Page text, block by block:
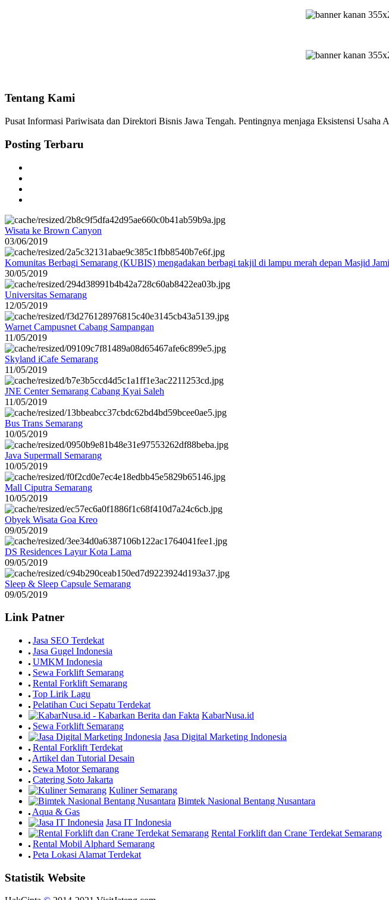
Tentang Kami
Pusat Informasi Pariwisata dan Direktori Bisnis Jawa Tengah. Pentingnya menjaga Eksistensi Usaha
Posting Terbaru
Wisata ke Brown Canyon
03/06/2019
Komunitas Berbagi Semarang (KUBIS) mengadakan berbagi takjil di lampu merah depan Masjid
30/05/2019
Universitas Semarang
12/05/2019
Warnet Campusnet Cabang Sampangan
11/05/2019
Skyland iCafe Semarang
11/05/2019
JNE Center Semarang Cabang Kyai Saleh
11/05/2019
Bus Trans Semarang
10/05/2019
Java Supermall Semarang
10/05/2019
Mall Ciputra Semarang
10/05/2019
Obyek Wisata Goa Kreo
09/05/2019
DS Residences Layur Kota Lama
09/05/2019
Sleep & Sleep Capsule Semarang
09/05/2019
Link Patner
Jasa SEO Terdekat
Jasa Gugel Indonesia
UMKM Indonesia
Sewa Forklift Semarang
Rental Forklift Semarang
Top Lirik Lagu
Pelatihan Cuci Sepatu Terdekat
KabarNusa.id
Sewa Forklift Semarang
Jasa Digital Marketing Indonesia
Rental Forklift Terdekat
Artikel dan Tutorial Desain
Sewa Motor Semarang
Catering Soto Jakarta
Kuliner Semarang
Bimtek Nasional Bentang Nusantara
Aqua & Gas
Jasa IT Indonesia
Rental Forklift dan Crane Terdekat Semarang
Rental Mobil Alphard Semarang
Peta Lokasi Alamat Terdekat
Statistik Website